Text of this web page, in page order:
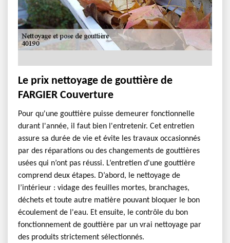
Le prix nettoyage de gouttière de
FARGIER Couverture
Pour qu'une gouttière puisse demeurer fonctionnelle
durant l'année, il faut bien l'entretenir. Cet entretien
assure sa durée de vie et évite les travaux occasionnés
par des réparations ou des changements de gouttières
usées qui n’ont pas réussi. L’entretien d'une gouttière
comprend deux étapes. D’abord, le nettoyage de
l’intérieur : vidage des feuilles mortes, branchages,
déchets et toute autre matière pouvant bloquer le bon
écoulement de l'eau. Et ensuite, le contrôle du bon
fonctionnement de gouttière par un vrai nettoyage par
des produits strictement sélectionnés.